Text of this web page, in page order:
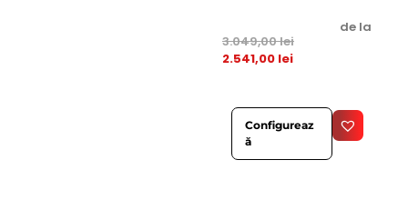
de la
3.049,00lei
2.541,00 lei
Configureaz
ă